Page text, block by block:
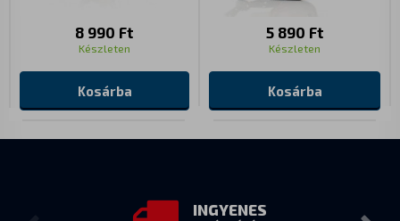
8 990 Ft
Készleten
Kosárba
5 890 Ft
Készleten
Kosárba
INGYENES